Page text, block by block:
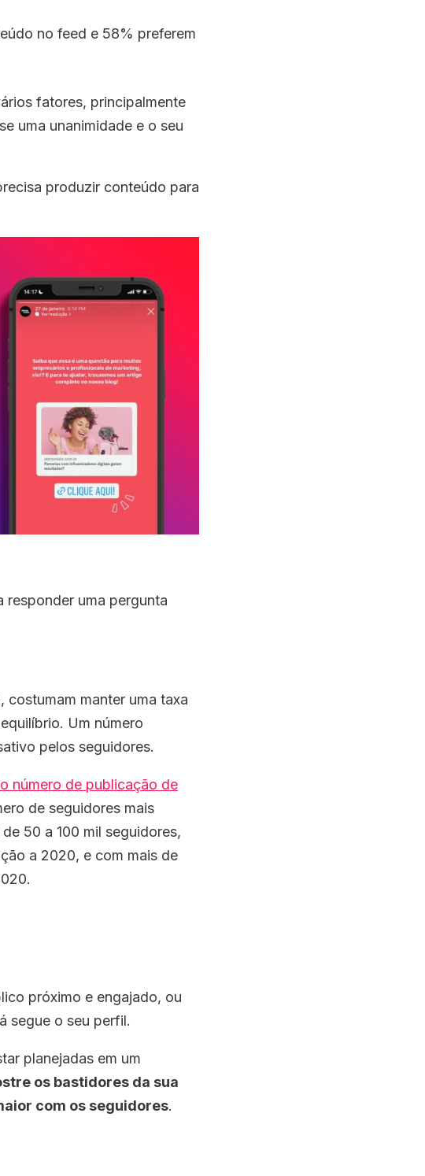
no feed e 58% preferem
fatores, principalmente
uma unanimidade e o seu
produzir conteúdo para
responder uma pergunta
, costumam manter uma taxa
Um número
pelos seguidores.
número de publicação de
de seguidores mais
50 a 100 mil seguidores,
a 2020, e com mais de
próximo e engajado, ou
segue o seu perfil.
planejadas em um
os bastidores da sua
com os seguidores.